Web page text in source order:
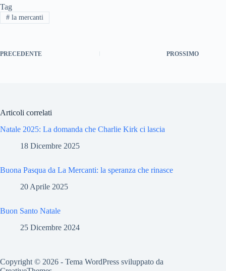
Tag
#la mercanti
PRECEDENTE PROSSIMO
Articoli correlati
Natale 2025: La domanda che Charlie Kirk ci lascia
18 Dicembre 2025
Buona Pasqua da La Mercanti: la speranza che rinasce
20 Aprile 2025
Buon Santo Natale
25 Dicembre 2024
Copyright © 2026 - Tema WordPress sviluppato da